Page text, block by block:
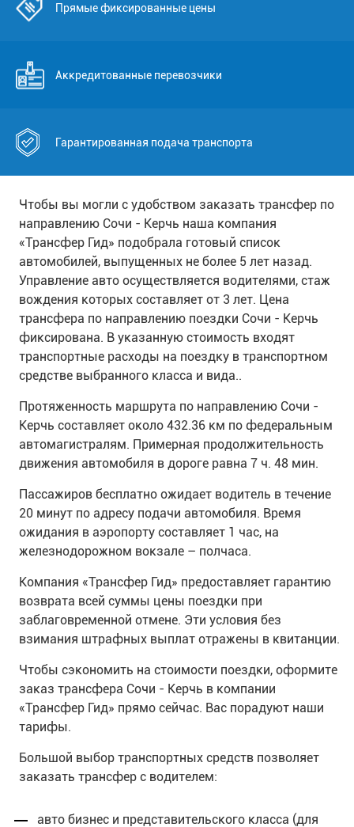
Прямые фиксированные цены
Аккредитованные перевозчики
Гарантированная подача транспорта
Чтобы вы могли с удобством заказать трансфер по
направлению Сочи - Керчь наша компания
«Трансфер Гид» подобрала готовый список
автомобилей, выпущенных не более 5 лет назад.
Управление авто осуществляется водителями, стаж
вождения которых составляет от 3 лет. Цена
трансфера по направлению поездки Сочи - Керчь
фиксирована. В указанную стоимость входят
транспортные расходы на поездку в транспортном
средстве выбранного класса и вида..
Протяженность маршрута по направлению Сочи -
Керчь составляет около 432.36 км по федеральным
автомагистралям. Примерная продолжительность
движения автомобиля в дороге равна 7 ч. 48 мин.
Пассажиров бесплатно ожидает водитель в течение
20 минут по адресу подачи автомобиля. Время
ожидания в аэропорту составляет 1 час, на
железнодорожном вокзале – полчаса.
Компания «Трансфер Гид» предоставляет гарантию
возврата всей суммы цены поездки при
заблаговременной отмене. Эти условия без
взимания штрафных выплат отражены в квитанции.
Чтобы сэкономить на стоимости поездки, оформите
заказ трансфера Сочи - Керчь в компании
«Трансфер Гид» прямо сейчас. Вас порадуют наши
тарифы.
Большой выбор транспортных средств позволяет
заказать трансфер с водителем:
авто бизнес и представительского класса (для